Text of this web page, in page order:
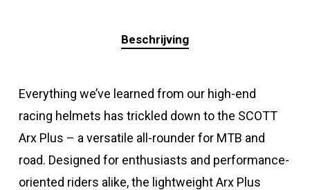
Beschrijving
Everything we’ve learned from our high-end
racing helmets has trickled down to the SCOTT
Arx Plus – a versatile all-rounder for MTB and
road. Designed for enthusiasts and performance-
oriented riders alike, the lightweight Arx Plus